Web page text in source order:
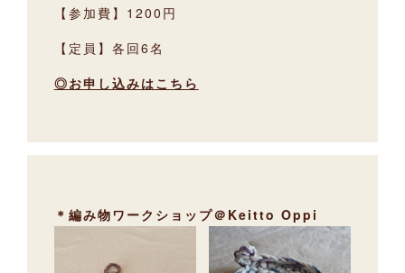
【参加費】1200円
【定員】各回6名
◎お申し込みはこちら
＊編み物ワークショップ＠Keitto Oppi